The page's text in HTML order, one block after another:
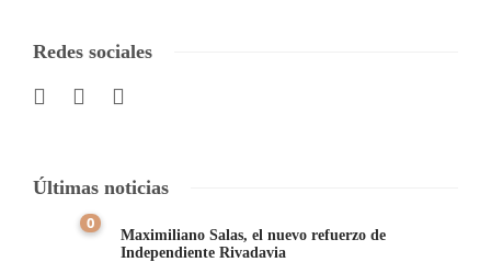
Redes sociales
Últimas noticias
0
Maximiliano Salas, el nuevo refuerzo de
Independiente Rivadavia